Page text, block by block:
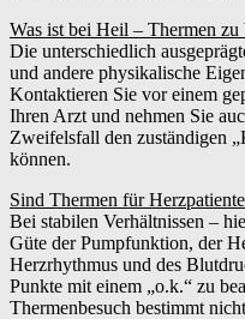
Was ist bei Heil – Thermen zu
Die unterschiedlich
und andere physikalische
Kontaktieren Sie vor einem
Ihren Arzt und nehmen Sie
Zweifelsfall den zuständigen
können.
Sind Thermen für
Bei stabilen Verhältnissen –
Güte der Pumpfunktion, der
Herzrhythmus und des
Punkte mit einem „o.k.“ zu
Thermenbesuch bestimmt